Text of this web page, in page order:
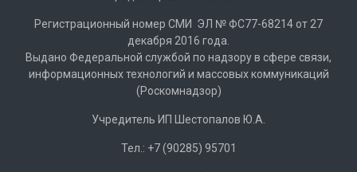
Регистрационный номер СМИ ЭЛ № ФС77-68214 от 27
декабря 2016 года.
Выдано Федеральной службой по надзору в сфере связи,
информационных технологий и массовых коммуникаций
(Роскомнадзор)
Учредитель ИП Шестопалов Ю.А.
Тел.: +7 (90285) 95701